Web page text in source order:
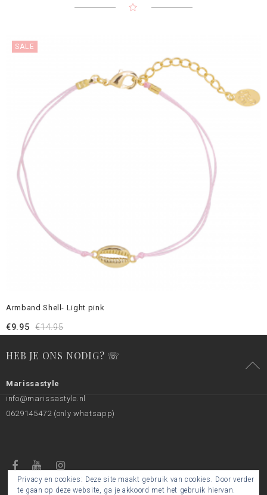
SALE
Armband Shell- Light pink
€14.95
€9.95
HEB JE ONS NODIG? ☏
Marissastyle
info@marissastyle.nl
0629145472 (only whatsapp)
Privacy en cookies: Deze site maakt gebruik van cookies. Door verder
te gaan op deze website, ga je akkoord met het gebruik hiervan.